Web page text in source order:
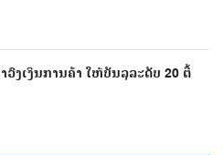
ງເງິນການຄ້າ ໃຫ້ບັນລຸລະດັບ 20 ຕື້